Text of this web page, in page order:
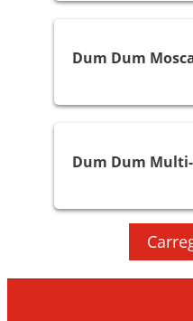
Moscas e Mosquitos
Dum Dum
Multi-insetos
Dum Dum